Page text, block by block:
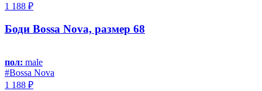
1 188 ₽
Боди Bossa Nova, размер 68
пол: male
#Bossa Nova
1 188 ₽